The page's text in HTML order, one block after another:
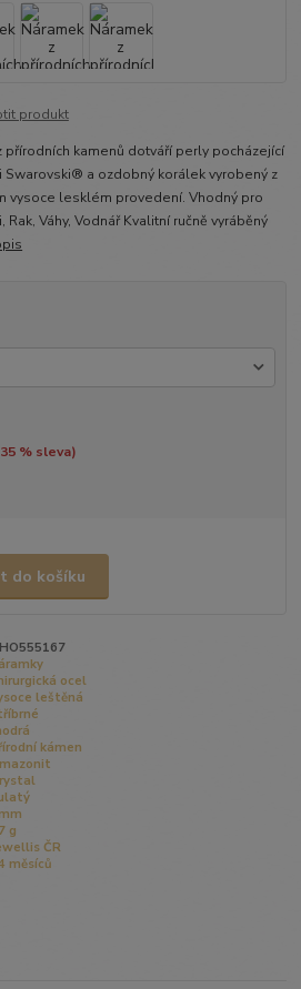
produkt
přírodních kamenů dotváří perly pocházející
a ozdobný korálek vyrobený z
vysoce lesklém provedení. Vhodný pro
Váhy, Vodnář Kvalitní ručně vyráběný
35% sleva)
do košíku
ocel
leštěná
kámen
g
ČR
měsíců